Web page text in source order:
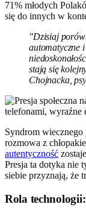
71% młodych
się do innych w
"Dzisiaj
automatyczne
stają się
Chojnacka,
Syndrom
rozmowa z
autentyczność
Presja ta dotyka nie
siebie przyznają, że
Rola